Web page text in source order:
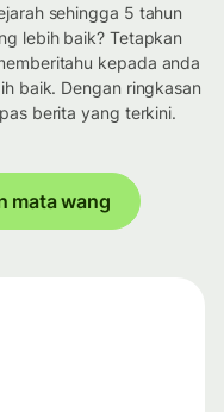
sehingga 5 tahun
lebih baik? Tetapkan
kepada anda
baik. Dengan ringkasan
berita yang terkini.
mata wang